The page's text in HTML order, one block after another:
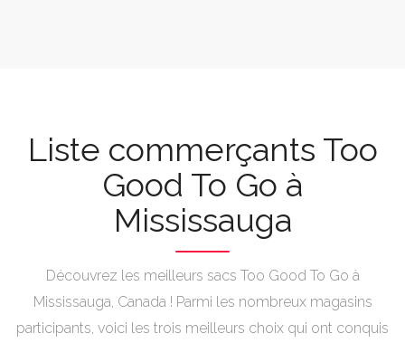
Liste commerçants Too
Good To Go à
Mississauga
Découvrez les meilleurs sacs Too Good To Go à
Mississauga, Canada ! Parmi les nombreux magasins
participants, voici les trois meilleurs choix qui ont conquis